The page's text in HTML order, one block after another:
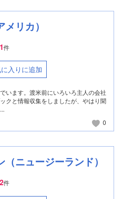
リカ）
1件
入りに追加
います。渡米前にいろいろ主人の会社
クと情報収集をしましたが、やはり聞
0
ニュージーランド）
2件